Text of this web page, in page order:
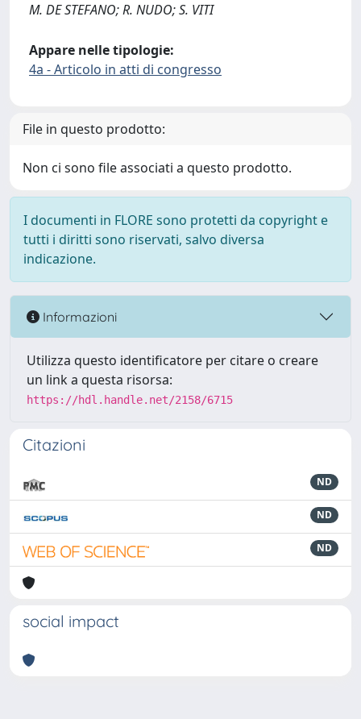
M. DE STEFANO; R. NUDO; S. VITI
Appare nelle tipologie:
4a - Articolo in atti di congresso
File in questo prodotto:
Non ci sono file associati a questo prodotto.
I documenti in FLORE sono protetti da copyright e
tutti i diritti sono riservati, salvo diversa
indicazione.
Informazioni
Utilizza questo identificatore per citare o creare
un link a questa risorsa:
https://hdl.handle.net/2158/6715
Citazioni
ND
ND
ND
social impact